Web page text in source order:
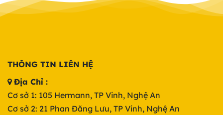
THÔNG TIN LIÊN HỆ
Địa Chỉ :
Cơ sở 1: 105 Hermann, TP Vinh, Nghệ An
Cơ sở 2: 21 Phan Đăng Lưu, TP Vinh, Nghệ An